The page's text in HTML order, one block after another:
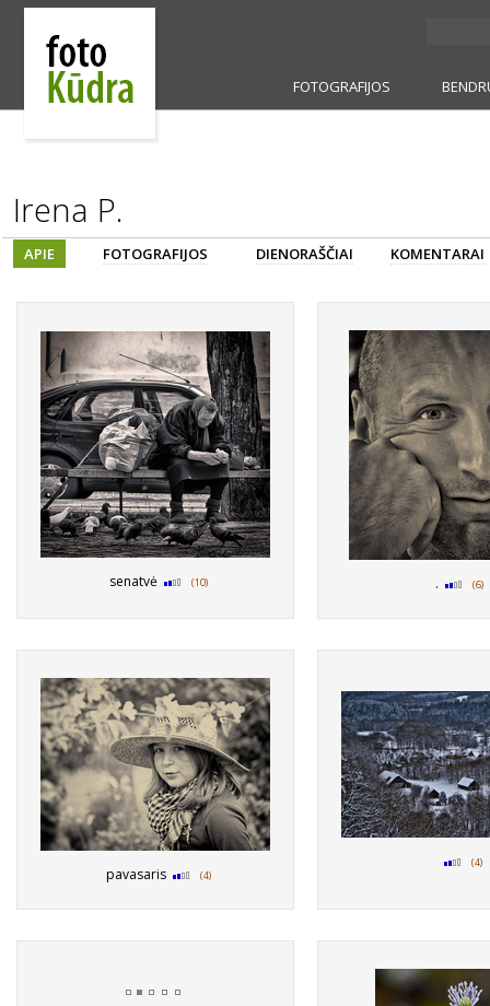
FOTOGRAFIJOS
Irena P.
APIE FOTOGRAFIJOS DIENORAŠČIAI KOMENTARAI
senatvė (10) . (6)
pavasaris (4)
(4)